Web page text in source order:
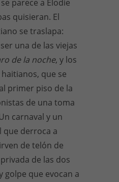
parece a Elodie
quisieran. El
se traslapa:
una de las viejas
de la noche, y los
haitianos, que se
primer piso de la
de una toma
carnaval y un
que derroca a
de telón de
de las dos
golpe que evocan a